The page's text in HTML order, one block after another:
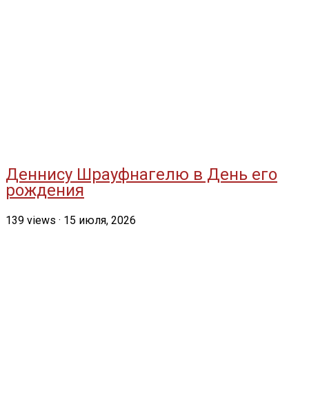
Деннису Шрауфнагелю в День его
рождения
139 views · 15 июля, 2026